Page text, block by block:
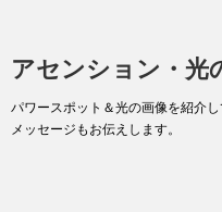
アセンション・光
パワースポット＆光の画像を紹介
メッセージもお伝えします。